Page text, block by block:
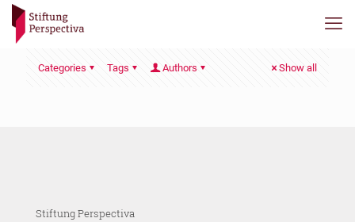
Categories Tags Authors Show all
Stiftung Perspectiva